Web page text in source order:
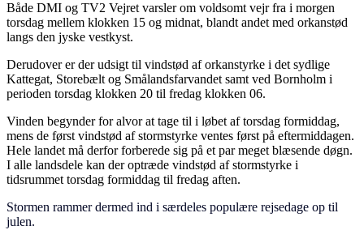
Både DMI og TV2 Vejret varsler om voldsomt vejr fra i morgen
torsdag mellem klokken 15 og midnat, blandt andet med orkanstød
langs den jyske vestkyst.
Derudover er der udsigt til vindstød af orkanstyrke i det sydlige
Kattegat, Storebælt og Smålandsfarvandet samt ved Bornholm i
perioden torsdag klokken 20 til fredag klokken 06.
Vinden begynder for alvor at tage til i løbet af torsdag formiddag,
mens de først vindstød af stormstyrke ventes først på eftermiddagen.
Hele landet må derfor forberede sig på et par meget blæsende døgn.
I alle landsdele kan der optræde vindstød af stormstyrke i
tidsrummet torsdag formiddag til fredag aften.
Stormen rammer dermed ind i særdeles populære rejsedage op til
julen.